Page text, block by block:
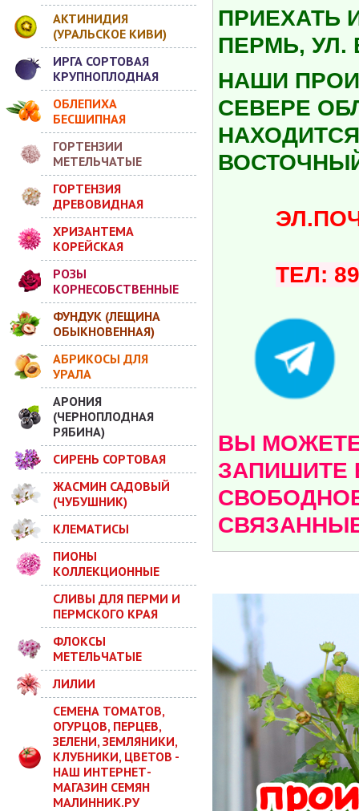
АКТИНИДИЯ
(УРАЛЬСКОЕ КИВИ)
ИРГА СОРТОВАЯ
КРУПНОПЛОДНАЯ
ОБЛЕПИХА
БЕСШИПНАЯ
ГОРТЕНЗИИ
МЕТЕЛЬЧАТЫЕ
ГОРТЕНЗИЯ
ДРЕВОВИДНАЯ
ХРИЗАНТЕМА
КОРЕЙСКАЯ
РОЗЫ
КОРНЕСОБСТВЕННЫЕ
ФУНДУК (ЛЕЩИНА
ОБЫКНОВЕННАЯ)
АБРИКОСЫ ДЛЯ
УРАЛА
АРОНИЯ
(ЧЕРНОПЛОДНАЯ
РЯБИНА)
СИРЕНЬ СОРТОВАЯ
ЖАСМИН САДОВЫЙ
(ЧУБУШНИК)
КЛЕМАТИСЫ
ПИОНЫ
КОЛЛЕКЦИОННЫЕ
СЛИВЫ ДЛЯ ПЕРМИ И
ПЕРМСКОГО КРАЯ
ФЛОКСЫ
МЕТЕЛЬЧАТЫЕ
ЛИЛИИ
СЕМЕНА ТОМАТОВ,
ОГУРЦОВ, ПЕРЦЕВ,
ЗЕЛЕНИ, ЗЕМЛЯНИКИ,
КЛУБНИКИ, ЦВЕТОВ -
НАШ ИНТЕРНЕТ-
МАГАЗИН СЕМЯН
МАЛИННИК.РУ
ПРИЕХАТЬ
ПЕРМЬ, УЛ.
НАШИ
СЕВЕРЕ
ТЕЛ:
ВЫ МОЖЕТЕ
ЗАПИШИТЕ